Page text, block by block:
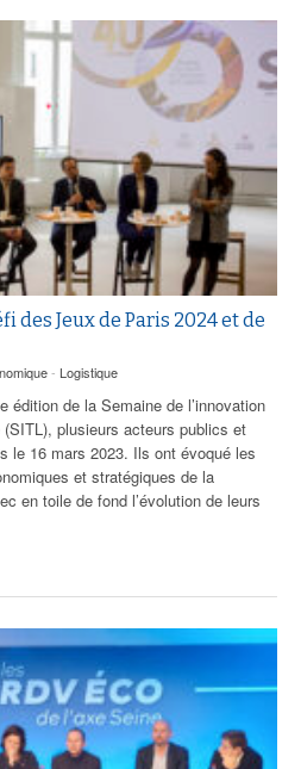
des Jeux de Paris 2024 et de
- Logistique
édition de la Semaine de l’innovation
plusieurs acteurs publics et
le 16 mars 2023. Ils ont évoqué les
et stratégiques de la
en toile de fond l’évolution de leurs